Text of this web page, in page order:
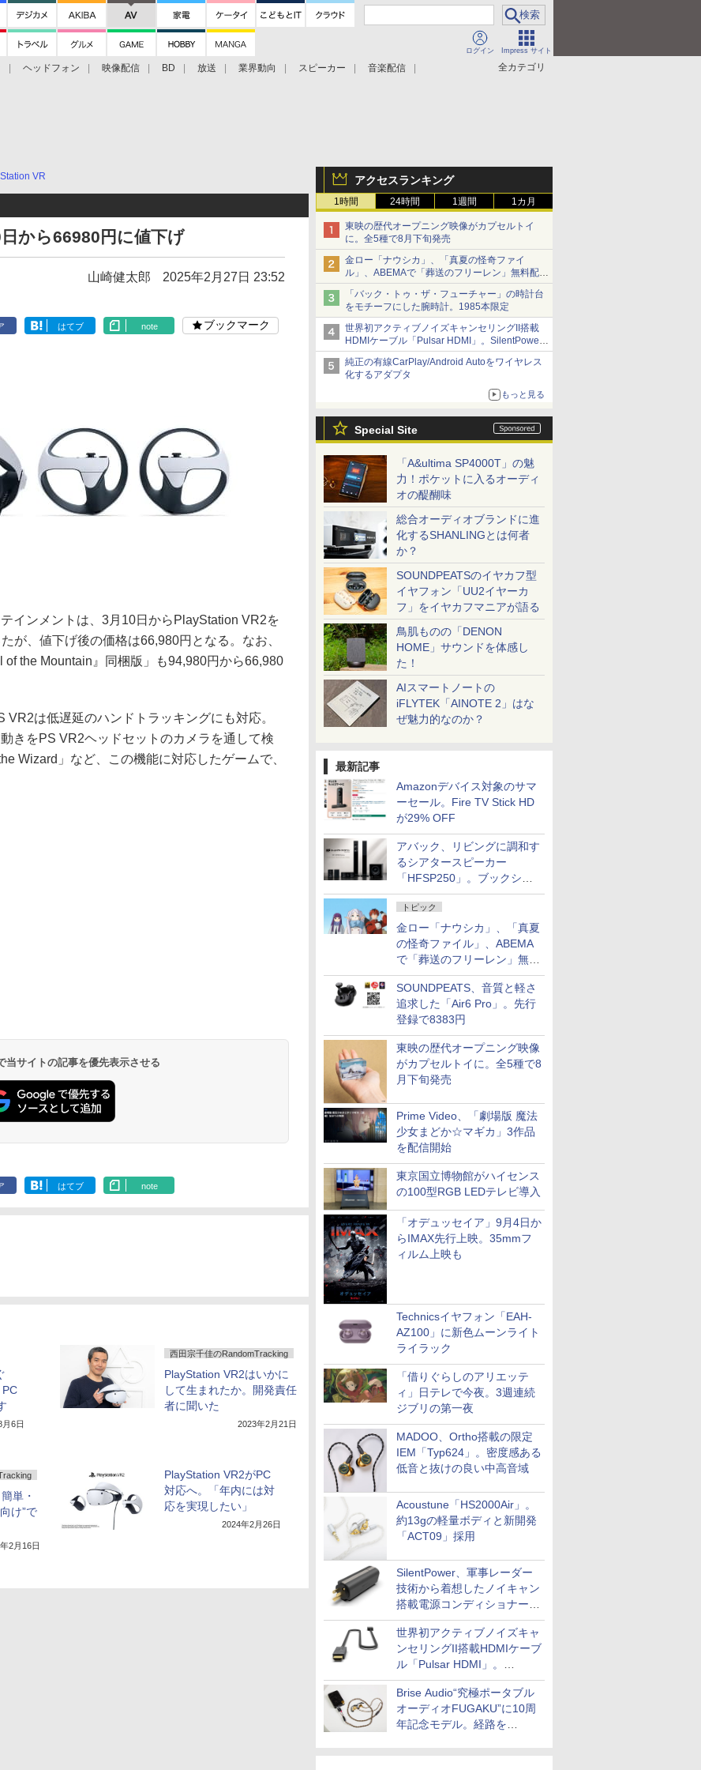
ログイン Impress サイト
全カテゴリ
ヘッドフォン 映像配信 BD 放送 業界動向 スピーカー
音楽配信
アクセスランキング
1時間 24時間 1週間 1カ月
東映の歴代オープニング映像がカプセルトイ
に。全5種で8月下旬発売
金ロー「ナウシカ」、「真夏の怪奇ファイ
ル」、ABEMAで「葬送のフリーレン」無料配信
など。夏の特番・配信情報
「バック・トゥ・ザ・フューチャー」の時計台
をモチーフにした腕時計。1985本限定
世界初アクティブノイズキャンセリングII搭載
HDMIケーブル「Pulsar HDMI」。SilentPower
から
純正の有線CarPlay/Android Autoをワイヤレス
化するアダプタ
もっと見る
Special Site
「A&ultima SP4000T」の魅
力！ポケットに入るオーディ
オの醍醐味
総合オーディオブランドに進
化するSHANLINGとは何者
か？
SOUNDPEATSのイヤカフ型
イヤフォン「UU2イヤーカ
フ」をイヤカフマニアが語る
鳥肌ものの「DENON
HOME」サウンドを体感し
た！
AIスマートノートの
iFLYTEK「AINOTE 2」はな
ぜ魅力的なのか？
最新記事
Amazonデバイス対象のサマ
ーセール。Fire TV Stick HD
が29% OFF
アバック、リビングに調和す
るシアタースピーカー
「HFSP250」。ブックシェ
ルフはペア3万円以下
トピック
金ロー「ナウシカ」、「真夏
の怪奇ファイル」、ABEMA
で「葬送のフリーレン」無料
配信など。夏の特番・配信情
報
SOUNDPEATS、音質と軽さ
追求した「Air6 Pro」。先行
登録で8383円
東映の歴代オープニング映像
がカプセルトイに。全5種で8
月下旬発売
Prime Video、「劇場版 魔法
少女まどか☆マギカ」3作品
を配信開始
東京国立博物館がハイセンス
の100型RGB LEDテレビ導入
「オデュッセイア」9月4日か
らIMAX先行上映。35mmフ
ィルム上映も
Technicsイヤフォン「EAH-
AZ100」に新色ムーンライト
ライラック
「借りぐらしのアリエッテ
ィ」日テレで今夜。3週連続
ジブリの第一夜
MADOO、Ortho搭載の限定
IEM「Typ624」。密度感ある
低音と抜けの良い中高音域
Acoustune「HS2000Air」。
約13gの軽量ボディと新開発
「ACT09」採用
SilentPower、軍事レーダー
技術から着想したノイキャン
搭載電源コンディショナー
「AC iPurifier2」
世界初アクティブノイズキャ
ンセリングII搭載HDMIケーブ
ル「Pulsar HDMI」。
SilentPowerから
Brise Audio“究極ポータブル
オーディオFUGAKU”に10周
年記念モデル。経路を
VR
から66980円に値下げ
山崎健太郎 2025年2月27日 23:52
はてブ note ブックマーク
インメントは、3月10日からPlayStation VR2を
が、値下げ後の価格は66,980円となる。なお、
of the Mountain』同梱版」も94,980円から66,980
は低遅延のハンドトラッキングにも対応。
きをPS VR2ヘッドセットのカメラを通して検
Wizard」など、この機能に対応したゲームで、
当サイトの記事を優先表示させる
はてブ note
PC
6日
西田宗千佳のRandomTracking
PlayStation VR2はいかに
して生まれたか。開発責任
者に聞いた
2023年2月21日
単・
け”で
2月16日
PlayStation VR2がPC
対応へ。「年内には対
応を実現したい」
2024年2月26日